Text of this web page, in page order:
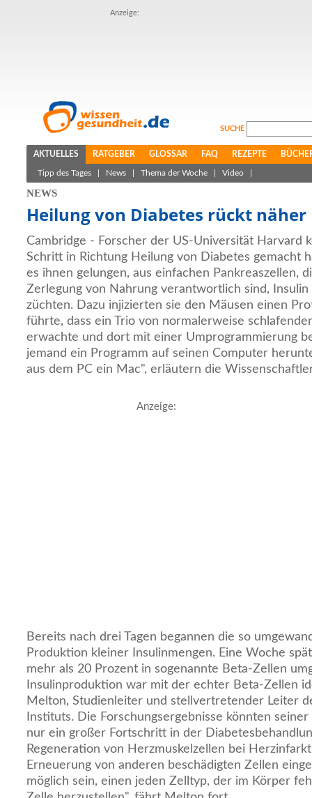
Anzeige:
SUCHE
AKTUELLES RATGEBER GLOSSAR FAQ REZEPTE
Tipp des Tages News Thema der Woche Video
NEWS
Heilung von Diabetes rückt näher
Cambridge - Forscher der US-Universität Harvard
Schritt in Richtung Heilung von Diabetes gemacht
es ihnen gelungen, aus einfachen Pankreaszellen,
Zerlegung von Nahrung verantwortlich sind,
züchten. Dazu injizierten sie den Mäusen einen
führte, dass ein Trio von normalerweise
erwachte und dort mit einer Umprogrammierung
jemand ein Programm auf seinen Computer
aus dem PC ein Mac", erläutern die
Anzeige:
Bereits nach drei Tagen begannen die so
Produktion kleiner Insulinmengen. Eine Woche
mehr als 20 Prozent in sogenannte Beta-Zellen
Insulinproduktion war mit der echter Beta-Zellen
Melton, Studienleiter und stellvertretender Leiter
Instituts. Die Forschungsergebnisse könnten
nur ein großer Fortschritt in der
Regeneration von Herzmuskelzellen bei
Erneuerung von anderen beschädigten Zellen
möglich sein, einen jeden Zelltyp, der im Körper